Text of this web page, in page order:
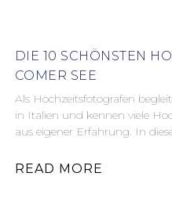
DIE 10 SCHÖNSTEN
COMER SEE
Als Hochzeitsfotografen
in Italien und kennen viele
aus eigener Erfahrung. In
READ MORE